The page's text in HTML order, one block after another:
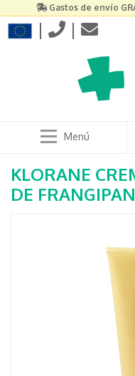
Gastos de envío
| |
Menú
KLORANE
DE